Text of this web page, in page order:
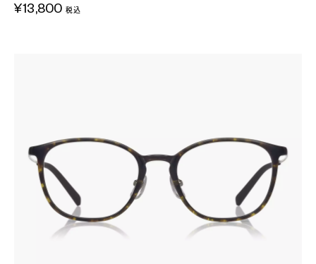
¥13,800 税込